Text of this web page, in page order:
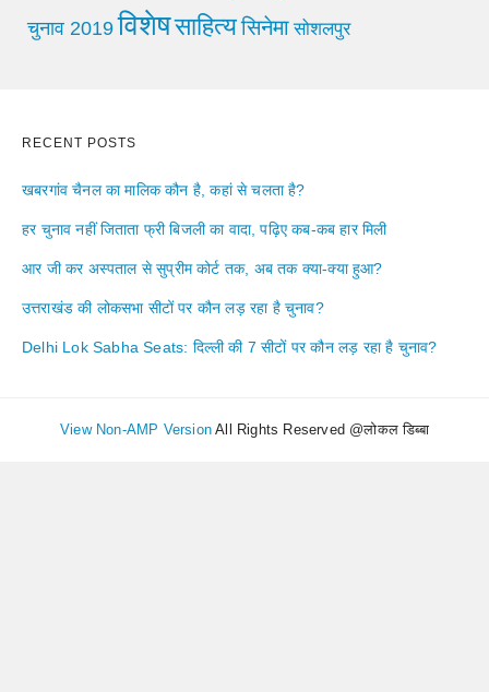
चुनाव 2019 विशेषसाहित्यसिनेमा सोशलपुर
RECENT POSTS
खबरगांव चैनल का मालिक कौन है, कहां से चलता है?
हर चुनाव नहीं जिताता फ्री बिजली का वादा, पढ़िए कब-कब हार मिली
आर जी कर अस्पताल से सुप्रीम कोर्ट तक, अब तक क्या-क्या हुआ?
उत्तराखंड की लोकसभा सीटों पर कौन लड़ रहा है चुनाव?
Delhi Lok Sabha Seats: दिल्ली की 7 सीटों पर कौन लड़ रहा है चुनाव?
View Non-AMP Version All Rights Reserved @लोकल डिब्बा